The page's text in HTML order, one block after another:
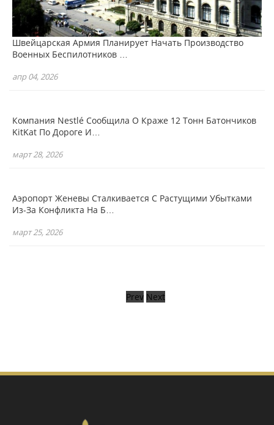
Prev Next
Швейцарская Армия Планирует Начать Производство
Военных Беспилотников …
апр 04, 2026
Компания Nestlé Сообщила О Краже 12 Тонн Батончиков
KitKat По Дороге И…
март 28, 2026
Аэропорт Женевы Сталкивается С Растущими Убытками
Из-За Конфликта На Б…
март 25, 2026